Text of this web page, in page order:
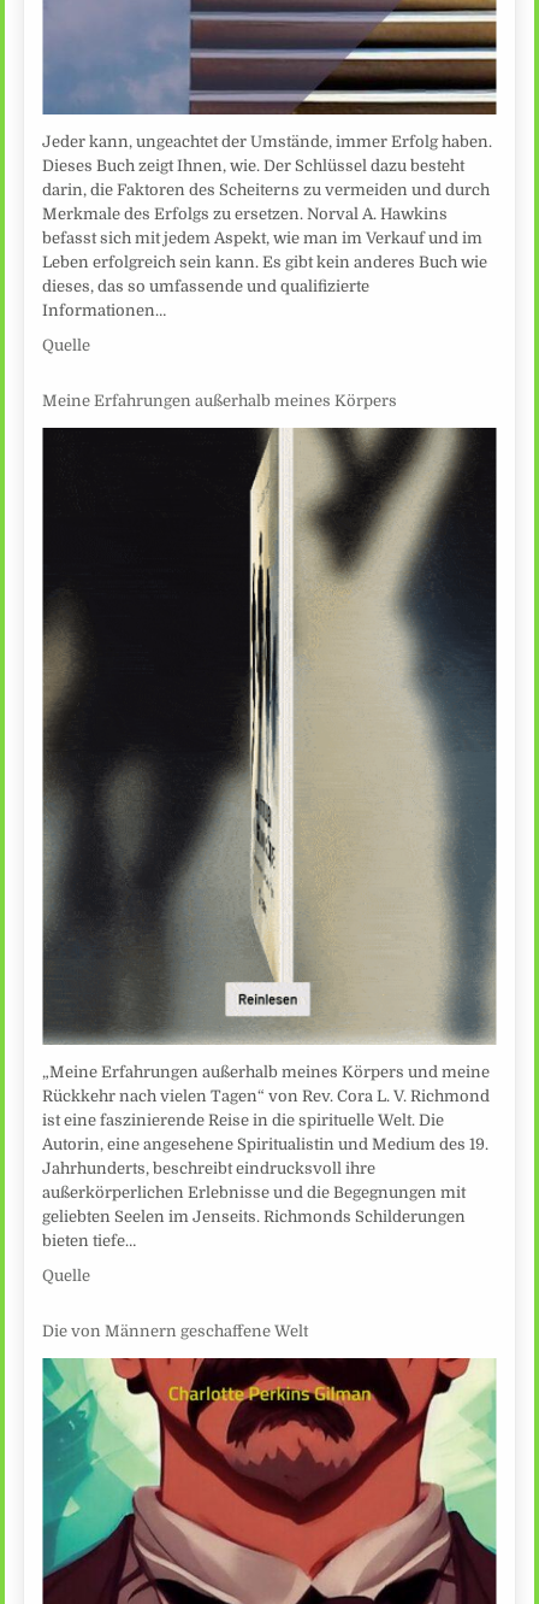
Jeder kann, ungeachtet der Umstände, immer Erfolg haben.
Dieses Buch zeigt Ihnen, wie. Der Schlüssel dazu besteht
darin, die Faktoren des Scheiterns zu vermeiden und durch
Merkmale des Erfolgs zu ersetzen. Norval A. Hawkins
befasst sich mit jedem Aspekt, wie man im Verkauf und im
Leben erfolgreich sein kann. Es gibt kein anderes Buch wie
dieses, das so umfassende und qualifizierte
Informationen…
Quelle
Meine Erfahrungen außerhalb meines Körpers
„Meine Erfahrungen außerhalb meines Körpers und meine
Rückkehr nach vielen Tagen“ von Rev. Cora L. V. Richmond
ist eine faszinierende Reise in die spirituelle Welt. Die
Autorin, eine angesehene Spiritualistin und Medium des 19.
Jahrhunderts, beschreibt eindrucksvoll ihre
außerkörperlichen Erlebnisse und die Begegnungen mit
geliebten Seelen im Jenseits. Richmonds Schilderungen
bieten tiefe…
Quelle
Die von Männern geschaffene Welt